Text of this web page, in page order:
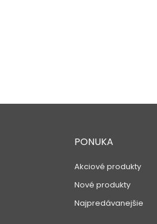
PONUKA
Akciové produkty
Nové produkty
Najpredávanejšie